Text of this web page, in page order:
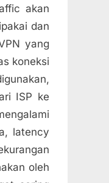
akan
dan
yang
koneksi
ISP ke
latency
oleh